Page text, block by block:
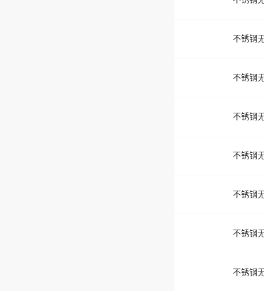
不锈钢
不锈钢
不锈钢
不锈钢
不锈钢
不锈钢
不锈钢